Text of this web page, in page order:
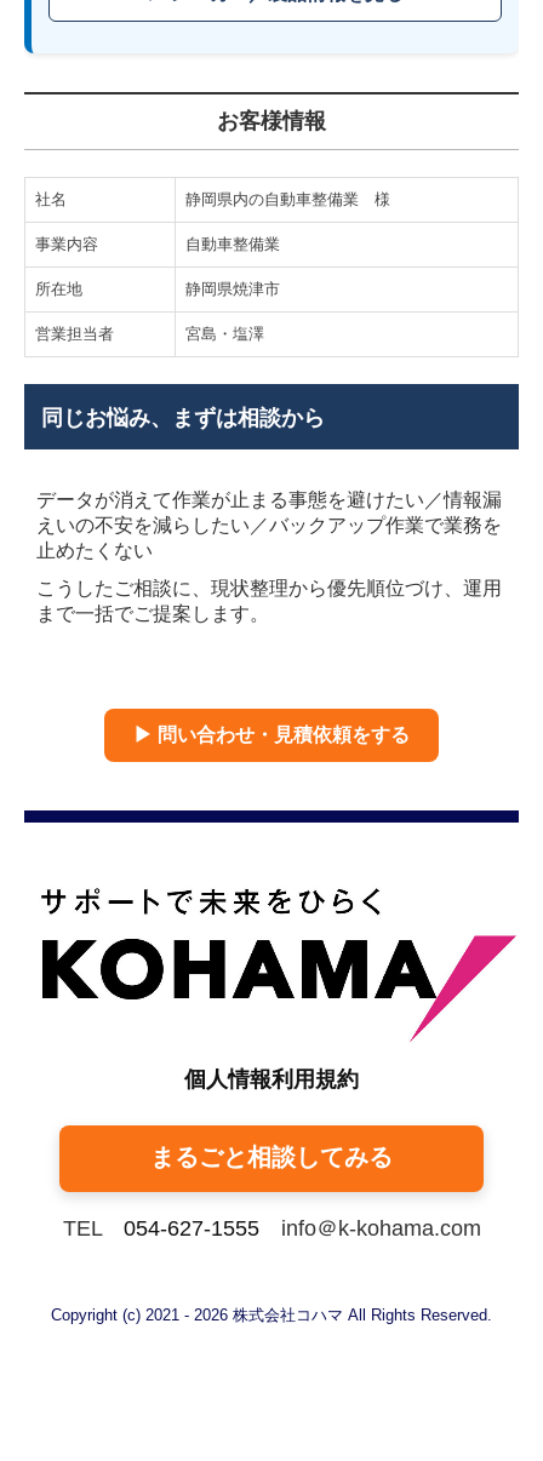
お客様情報
社名 静岡県内の自動車整備業 様
事業内容 自動車整備業
所在地 静岡県焼津市
営業担当者 宮島・塩澤
同じお悩み、まずは相談から
データが消えて作業が止まる事態を避けたい／情報漏
えいの不安を減らしたい／バックアップ作業で業務を
止めたくない
こうしたご相談に、現状整理から優先順位づけ、運用
まで一括でご提案します。
▶ 問い合わせ・見積依頼をする
個人情報利用規約
まるごと相談してみる
TEL 054-627-1555info＠k-kohama.com
Copyright (c) 2021 - 2026 株式会社コハマ All Rights Reserved.